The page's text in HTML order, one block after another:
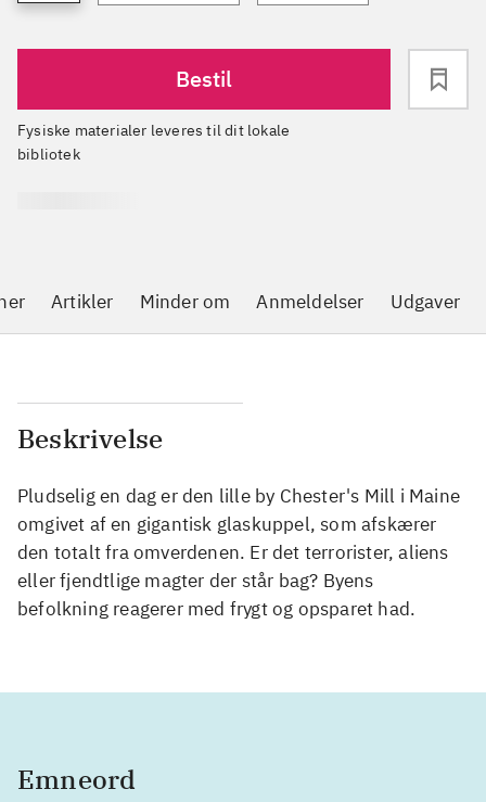
Bestil
Fysiske materialer leveres til dit lokale
bibliotek
emner Minder om Anmeldelser Udgaver
Beskrivelse
Pludselig en dag er den lille by Chester's Mill i Maine
omgivet af en gigantisk glaskuppel, som afskærer
den totalt fra omverdenen. Er det terrorister, aliens
eller fjendtlige magter der står bag? Byens
befolkning reagerer med frygt og opsparet had.
Emneord